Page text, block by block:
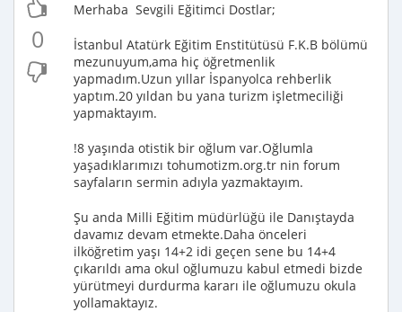
0
Merhaba Sevgili Eğitimci Dostlar;
İstanbul Atatürk Eğitim Enstitütüsü F.K.B bölümü
mezunuyum,ama hiç öğretmenlik
yapmadım.Uzun yıllar İspanyolca rehberlik
yaptım.20 yıldan bu yana turizm işletmeciliği
yapmaktayım.
!8 yaşında otistik bir oğlum var.Oğlumla
yaşadıklarımızı tohumotizm.org.tr nin forum
sayfaların sermin adıyla yazmaktayım.
Şu anda Milli Eğitim müdürlüğü ile Danıştayda
davamız devam etmekte.Daha önceleri
ilköğretim yaşı 14+2 idi geçen sene bu 14+4
çıkarıldı ama okul oğlumuzu kabul etmedi bizde
yürütmeyi durdurma kararı ile oğlumuzu okula
yollamaktayız.